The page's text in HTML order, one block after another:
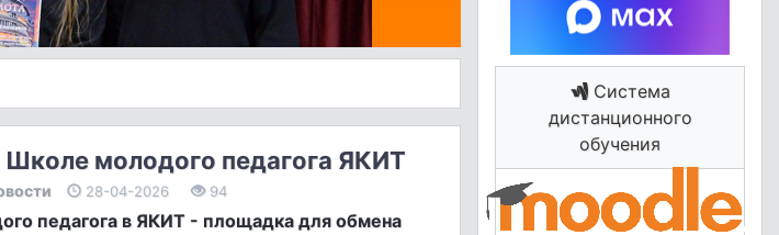
Школе молодого педагога ЯКИТ
28-04-2026 94
педагога в ЯКИТ - площадка для обмена
Система
дистанционного
обучения